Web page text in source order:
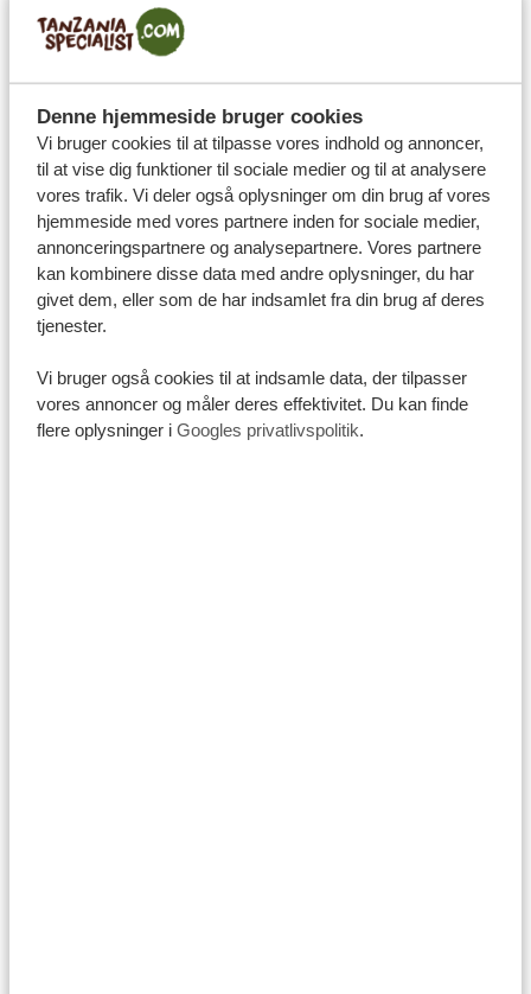
Denne hjemmeside bruger cookies
Vi bruger cookies til at tilpasse vores indhold og annoncer,
til at vise dig funktioner til sociale medier og til at analysere
vores trafik. Vi deler også oplysninger om din brug af vores
hjemmeside med vores partnere inden for sociale medier,
annonceringspartnere og analysepartnere. Vores partnere
kan kombinere disse data med andre oplysninger, du har
givet dem, eller som de har indsamlet fra din brug af deres
tjenester.
Vi bruger også cookies til at indsamle data, der tilpasser
vores annoncer og måler deres effektivitet. Du kan finde
flere oplysninger i Googles privatlivspolitik.
Hvad er det bedste sted at bo på
Zanzibar?
Hvis du søger lidt variation, er øens østlige og
nordøstlige regioner et fremragende valg. Her finder
du et bredt udvalg af de bedste luksushoteller på
Zanzibar, smukke strande og mulighed for at besøge
lokale landsbyer.
I denne region er hotellerne placeret med omtanke,
hvilket sikrer, at overbelægning ikke bliver et problem.
Mens du er der, må du ikke gå glip af den charmerende
Pwani Mchangani, en fiskerlandsby, der kan give dig en
dybere indlevelse i øens skønhed. Det er en perfekt
blanding af afslapning og kulturel udforskning.